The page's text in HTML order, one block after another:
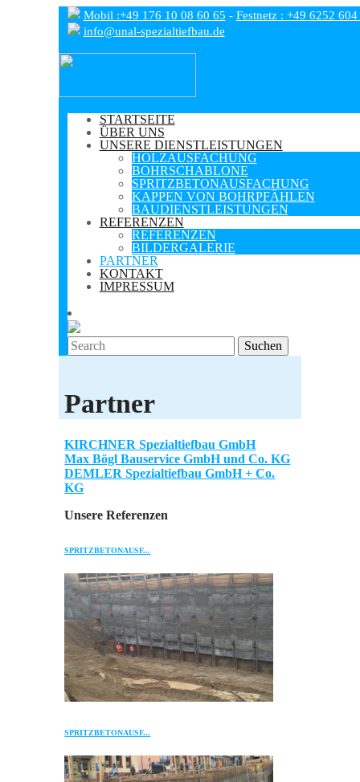
Mobil :+49 176 10 08 60 65 - Festnetz : +49 6252
info@unal-spezialtiefbau.de
STARTSEITE
ÜBER UNS
UNSERE DIENSTLEISTUNGEN
HOLZAUSFACHUNG
BOHRSCHABLONE
SPRITZBETONAUSFACHUNG
KAPPEN VON BOHRPFÄHLEN
BAUDIENSTLEISTUNGEN
REFERENZEN
REFERENZEN
BILDERGALERIE
PARTNER
KONTAKT
IMPRESSUM
Partner
KIRCHNER Spezialtiefbau GmbH
Max Bögl Bauservice GmbH und Co. KG
DEMLER Spezialtiefbau GmbH + Co.
KG
Unsere Referenzen
SPRITZBETONAUSF...
SPRITZBETONAUSF...